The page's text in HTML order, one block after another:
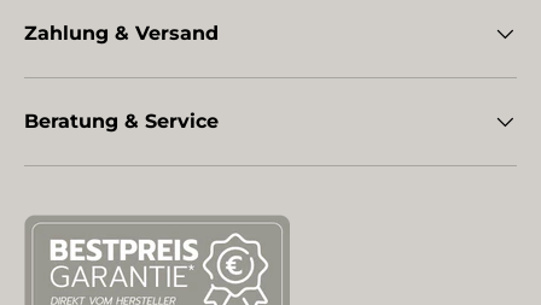
Zahlung & Versand
Beratung & Service